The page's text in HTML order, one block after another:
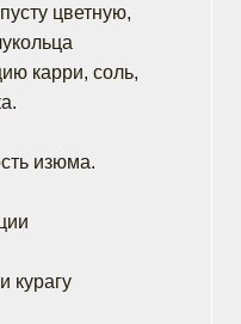
цветную,
карри, соль,
изюма.
курагу